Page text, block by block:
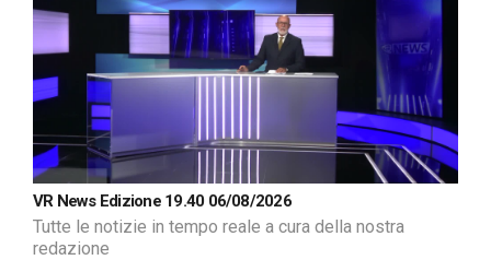
VR News Edizione 19.40 06/08/2026
Tutte le notizie in tempo reale a cura della nostra
redazione